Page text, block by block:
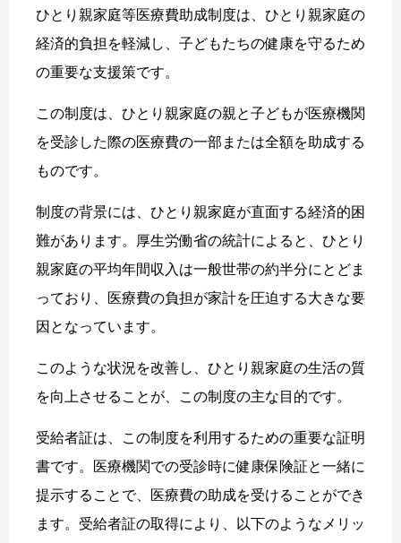
ひとり親家庭等医療費助成制度は、ひとり親家庭の
経済的負担を軽減し、子どもたちの健康を守るため
の重要な支援策です。
この制度は、ひとり親家庭の親と子どもが医療機関
を受診した際の医療費の一部または全額を助成する
ものです。
制度の背景には、ひとり親家庭が直面する経済的困
難があります。厚生労働省の統計によると、ひとり
親家庭の平均年間収入は一般世帯の約半分にとどま
っており、医療費の負担が家計を圧迫する大きな要
因となっています。
このような状況を改善し、ひとり親家庭の生活の質
を向上させることが、この制度の主な目的です。
受給者証は、この制度を利用するための重要な証明
書です。医療機関での受診時に健康保険証と一緒に
提示することで、医療費の助成を受けることができ
ます。受給者証の取得により、以下のようなメリッ